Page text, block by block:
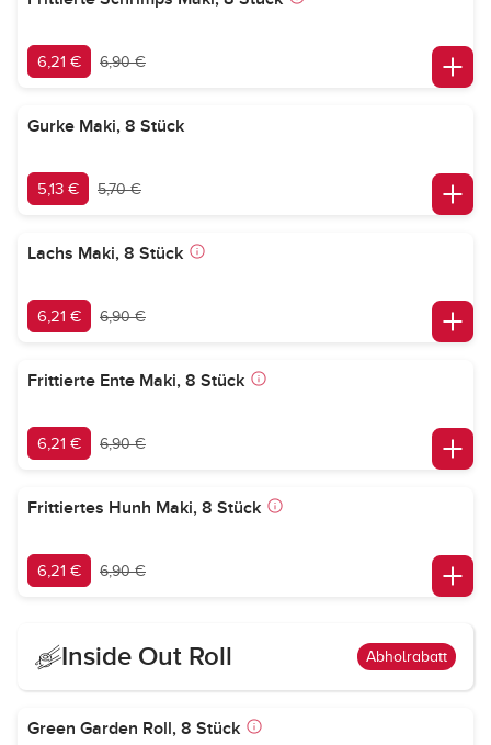
6,21 € 6,90 €
Gurke Maki, 8 Stück
5,13 € 5,70 €
Lachs Maki, 8 Stück
6,21 € 6,90 €
Frittierte Ente Maki, 8 Stück
6,21 € 6,90 €
Frittiertes Hunh Maki, 8 Stück
6,21 € 6,90 €
Inside Out Roll Abholrabatt
Green Garden Roll, 8 Stück